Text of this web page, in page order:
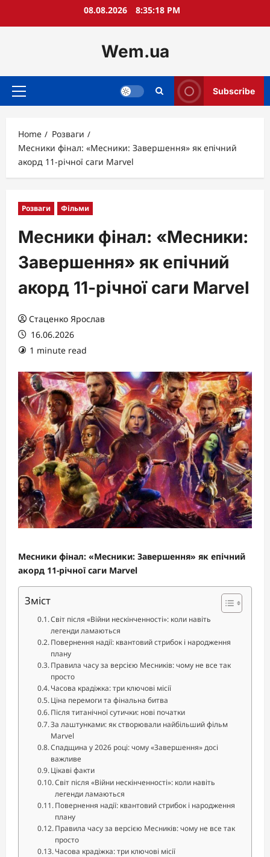
08.08.2026 8:35:20 PM
Wem.ua
Primary
Subscribe
Home
Розваги
Месники фінал: «Месники: Завершення» як епічний
акорд 11-річної саги Marvel
Розваги Фільми
Месники фінал: «Месники:
Завершення» як епічний
акорд 11-річної саги Marvel
Стаценко Ярослав
16.06.2026
1 minute read
Месники фінал: «Месники: Завершення» як епічний
акорд 11-річної саги Marvel
Зміст
Світ після «Війни нескінченності»: коли навіть
легенди ламаються
Повернення надії: квантовий стрибок і народження
плану
Правила часу за версією Месників: чому не все так
просто
Часова крадіжка: три ключові місії
Ціна перемоги та фінальна битва
Після титанічної сутички: нові початки
За лаштунками: як створювали найбільший фільм
Marvel
Спадщина у 2026 році: чому «Завершення» досі
важливе
Цікаві факти
Світ після «Війни нескінченності»: коли навіть
легенди ламаються
Повернення надії: квантовий стрибок і народження
плану
Правила часу за версією Месників: чому не все так
просто
Часова крадіжка: три ключові місії